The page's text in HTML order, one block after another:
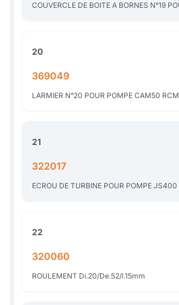
COUVERCLE DE BOITE A BORNES N°19
20
369049
LARMIER N°20 POUR POMPE CAM50
21
322017
ECROU DE TURBINE POUR POMPE JS400
22
320060
ROULEMENT Di.20/De.52/l.15mm